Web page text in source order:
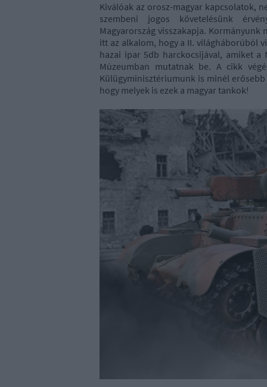
Kiválóak az orosz-magyar kapcsolatok,
szembeni jogos követelésünk
Magyarország visszakapja.
itt az alkalom, hogy a II. világháborúból
hazai ipar 5db harckocsijával, amiket
Múzeumban mutatnak be. A cikk
Külügyminisztériumunk is minél
hogy melyek is ezek a magyar tankok!